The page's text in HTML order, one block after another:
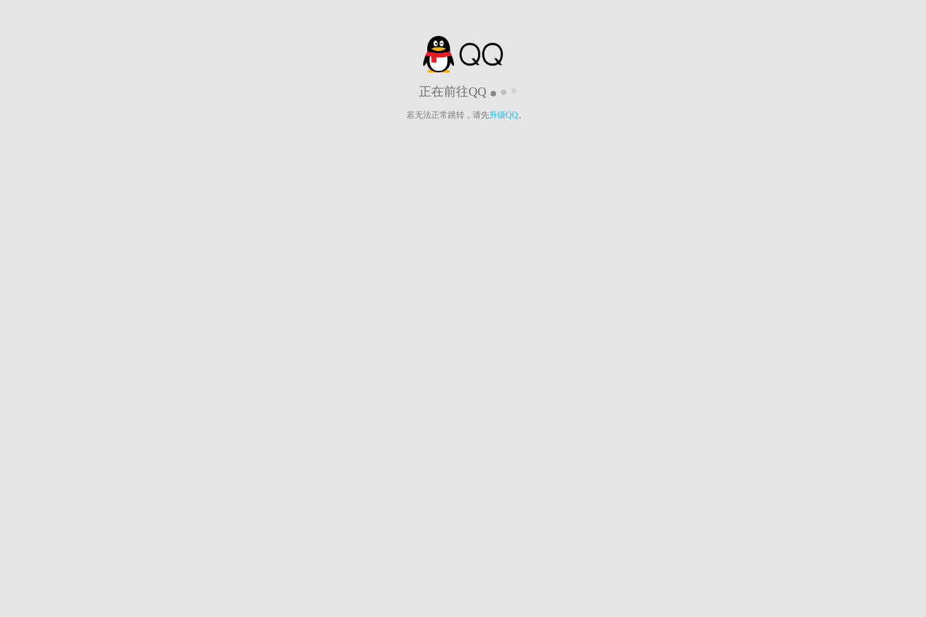
正在前往QQ
若无法正常跳转，请先升级QQ。